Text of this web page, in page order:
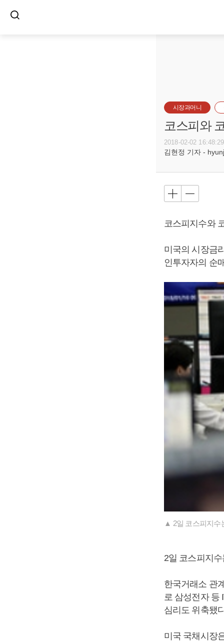
시장과머니
코스피와
2018-02-02 16:48:29
김현정 기자 -
코스피지수와
미국의 시장금
인투자자의 순
▲ 2일 코스피지수
2일 코스피지
한국거래소 관
로 삼성전자 등
심리도 위축됐
미국 국채시장